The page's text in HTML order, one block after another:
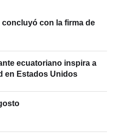
concluyó con la firma de
ecuatoriano inspira a
en Estados Unidos